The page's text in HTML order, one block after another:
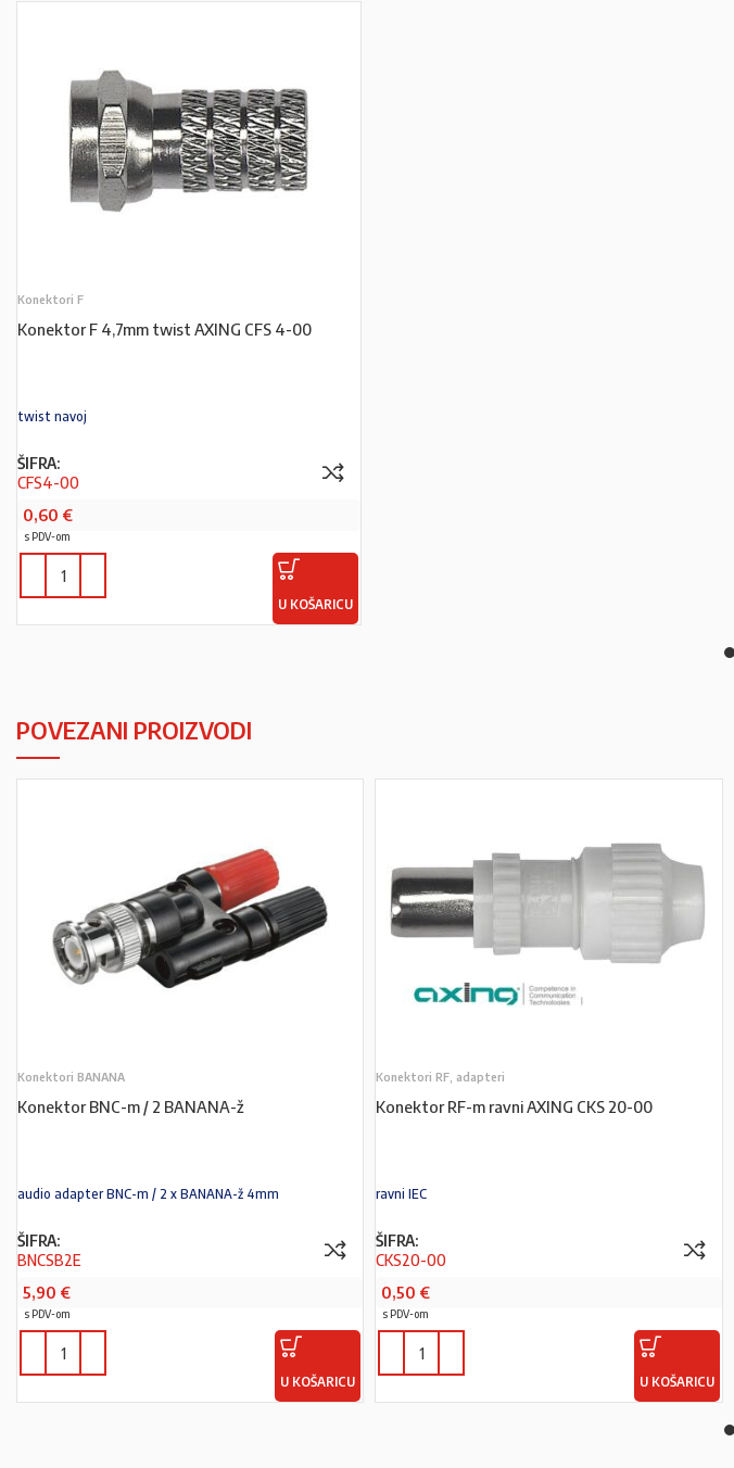
Konektori F
Konektor F 4,7mm twist AXING CFS 4-00
twist navoj
ŠIFRA:
CFS4-00
0,60 €
s PDV-om
U KOŠARICU
POVEZANI PROIZVODI
Konektori BANANA
Konektor BNC-m / 2 BANANA-ž
audio adapter BNC-m / 2 x BANANA-ž 4mm
ŠIFRA:
BNCSB2E
5,90 €
s PDV-om
U KOŠARICU
Konektori RF, adapteri
Konektor RF-m ravni AXING CKS 20-00
ravni IEC
ŠIFRA:
CKS20-00
0,50 €
s PDV-om
U KOŠARICU